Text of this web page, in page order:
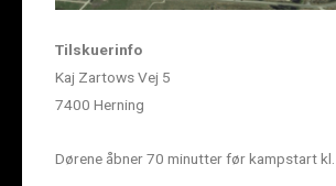
Tilskuerinfo
Kaj Zartows Vej 5
7400 Herning
Dørene åbner 70 minutter før kampstart kl.